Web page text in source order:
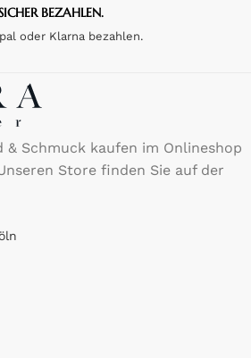
BEZAHLEN.
oder Klarna bezahlen.
& Schmuck kaufen im Onlineshop
Store finden Sie auf der